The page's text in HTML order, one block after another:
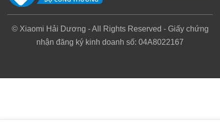
© Xiaomi Hải Dương - All Rights Reserved - Giấy chứng
nhận đăng ký kinh doanh số: 04A8022167